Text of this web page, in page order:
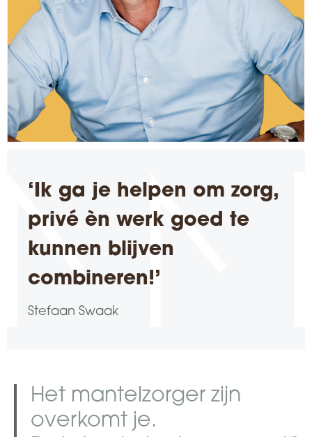
‘Ik ga je helpen om zorg,
privé èn werk goed te
kunnen blijven
combineren!’​
Stefaan Swaak
Het mantelzorger zijn
overkomt je.